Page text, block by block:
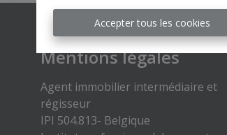
Accepter tous les cookies
Mentions légales
Agent immobilier intermédiaire et
régisseur
IPI 504.813- Belgique